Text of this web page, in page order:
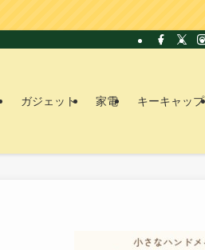
ガジェット 家電 キーキャップ